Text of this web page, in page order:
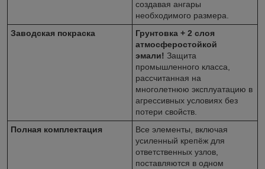
создавая ангары
необходимого размера.
Заводская покраска
Грунтовка + 2 слоя
атмосферостойкой
эмали! Защита
промышленного класса,
рассчитанная на
многолетнюю эксплуатацию в
агрессивных условиях без
потери свойств.
Полная комплектация
Все элементы, включая
усиленный крепёж для
ответственных узлов,
поставляются в одном